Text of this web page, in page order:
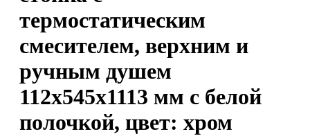
термостатическим
смесителем, верхним и
ручным душем
112x545x1113 мм с белой
полочкой, цвет: хром​